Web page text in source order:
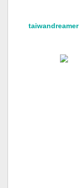
taiwandreamer